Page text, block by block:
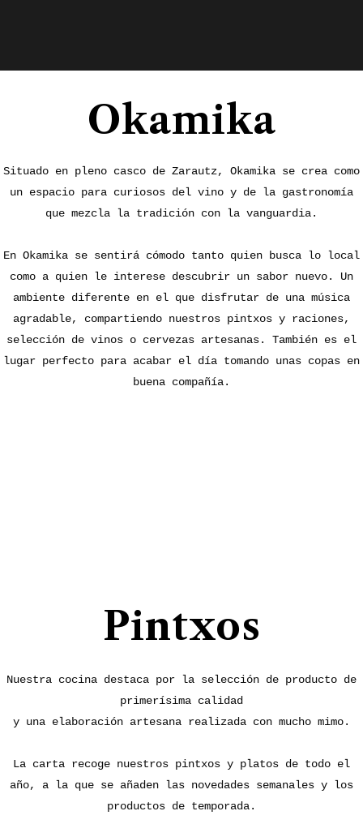
Okamika
Situado en pleno casco de Zarautz, Okamika se crea como
un espacio para curiosos del vino y de la gastronomía
que mezcla la tradición con la vanguardia.
En Okamika se sentirá cómodo tanto quien busca lo local
como a quien le interese descubrir un sabor nuevo. Un
ambiente diferente en el que disfrutar de una música
agradable, compartiendo nuestros pintxos y raciones,
selección de vinos o cervezas artesanas. También es el
lugar perfecto para acabar el día tomando unas copas en
buena compañía.
Pintxos
Nuestra cocina destaca por la selección de producto de
primerísima calidad
y una elaboración artesana realizada con mucho mimo.
La carta recoge nuestros pintxos y platos de todo el
año, a la que se añaden las novedades semanales y los
productos de temporada.